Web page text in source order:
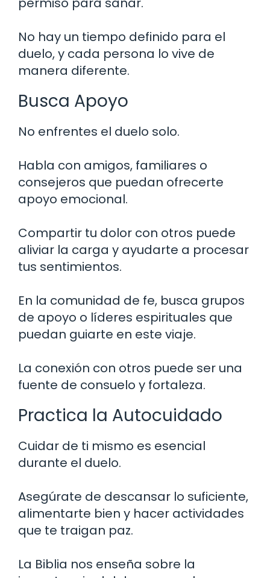
No hay un tiempo definido para el
duelo, y cada persona lo vive de
manera diferente.
Busca Apoyo
No enfrentes el duelo solo.
Habla con amigos, familiares o
consejeros que puedan ofrecerte
apoyo emocional.
Compartir tu dolor con otros puede
aliviar la carga y ayudarte a procesar
tus sentimientos.
En la comunidad de fe, busca grupos
de apoyo o líderes espirituales que
puedan guiarte en este viaje.
La conexión con otros puede ser una
fuente de consuelo y fortaleza.
Practica la Autocuidado
Cuidar de ti mismo es esencial
durante el duelo.
Asegúrate de descansar lo suficiente,
alimentarte bien y hacer actividades
que te traigan paz.
La Biblia nos enseña sobre la